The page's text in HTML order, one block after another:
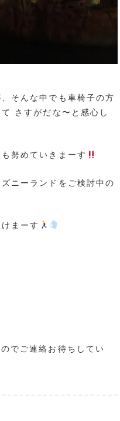
そんな中でも車椅子の方
さすがだな〜と感心し
努めていきまーす
ニーランドをご検討中の
まーす
でご連絡お待ちしてい